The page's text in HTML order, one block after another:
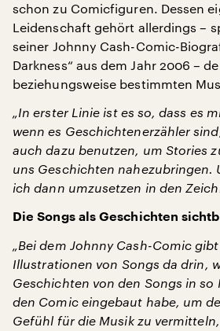
schon zu Comicfiguren. Dessen
Leidenschaft gehört allerdings –
seiner Johnny Cash-Comic-
Darkness“ aus dem Jahr 2006 –
beziehungsweise bestimmten
„In erster Linie ist es so, dass es
wenn es Geschichtenerzähler
auch dazu benutzen, um Stories
uns Geschichten nahezubringen.
ich dann umzusetzen in den
Die Songs als Geschichten
„Bei dem Johnny Cash-Comic
Illustrationen von Songs da drin,
Geschichten von den Songs in so
den Comic eingebaut habe, um
Gefühl für die Musik zu